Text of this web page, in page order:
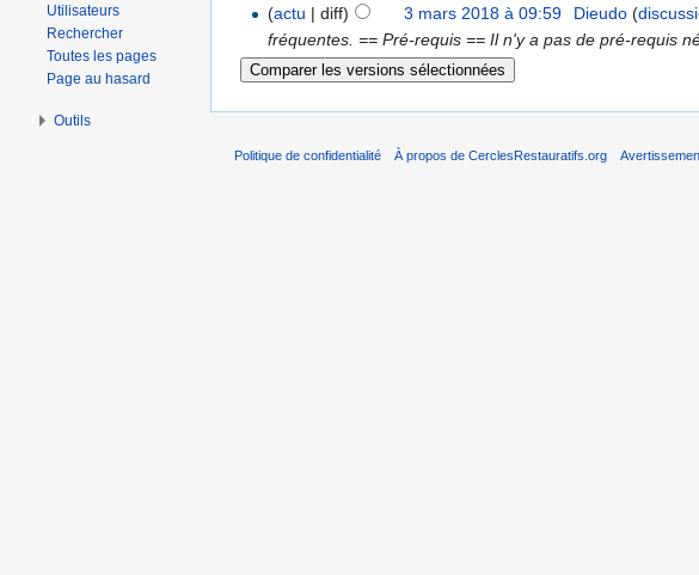
(actu | diff) 3 mars 2018 à 09:59 Dieudo (
fréquentes. == Pré-requis == Il n'y a pas de pré-requis
Utilisateurs
Rechercher
Toutes les pages
Page au hasard
Outils
Politique de confidentialité À propos de CerclesRestauratifs.org